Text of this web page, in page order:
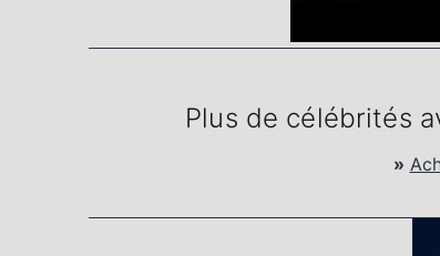
Plus de célébrités
»